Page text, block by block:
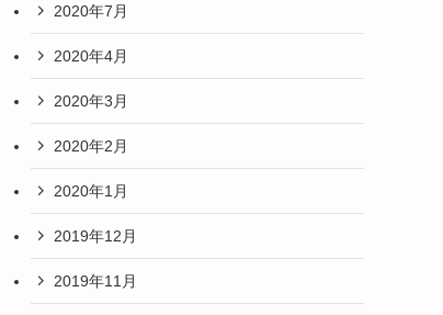
2020年7月
2020年4月
2020年3月
2020年2月
2020年1月
2019年12月
2019年11月